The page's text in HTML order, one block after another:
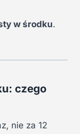
w środku.
czego
nie za 12